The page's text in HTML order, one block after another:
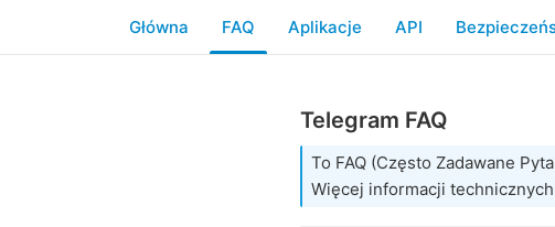
Główna FAQ Aplikacje API
Telegram FAQ
To FAQ (Często Zadawane
Więcej informacji